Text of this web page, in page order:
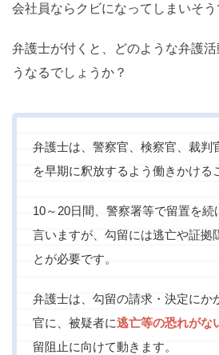
会社員ならクビになってしまいそう
弁護士が付くと、どのような弁護
うなるでしょうか？
弁護士は、警察官、検察官、裁判
を早期に釈放するよう働きかける
10～20日間、警察署等で留置を続
言いますが、勾留には逃亡や証拠
とが必要です。
弁護士は、勾留の請求・決定にか
官に、被疑者に逃亡等の恐れがな
留阻止に向けて動きます。